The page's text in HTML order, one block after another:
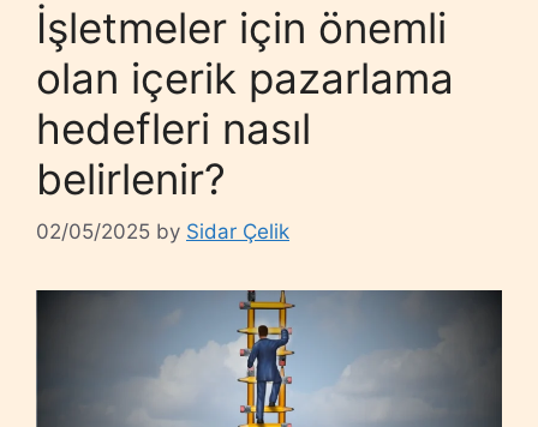
İşletmeler için önemli
olan içerik pazarlama
hedefleri nasıl
belirlenir?
02/05/2025 by Sidar Çelik